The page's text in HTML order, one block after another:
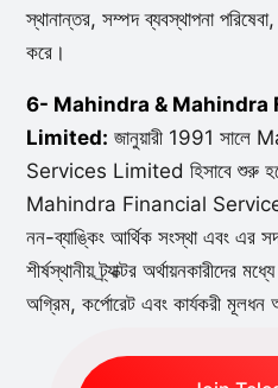
স্থানান্তর, সম্পদ ব্যবস্থাপনা
করে।
6- Mahindra & Mahindra
Limited: জানুয়ারী 1991
Services Limited হিসাবে শুরু
Mahindra Financial
নন-ব্যাঙ্কিং আর্থিক সংস্থা এবং এর
শীর্ষস্থানীয় ট্র্যাক্টর অর্থায়নকারীদের
অগ্রিম, কর্পোরেট এবং কার্যকরী